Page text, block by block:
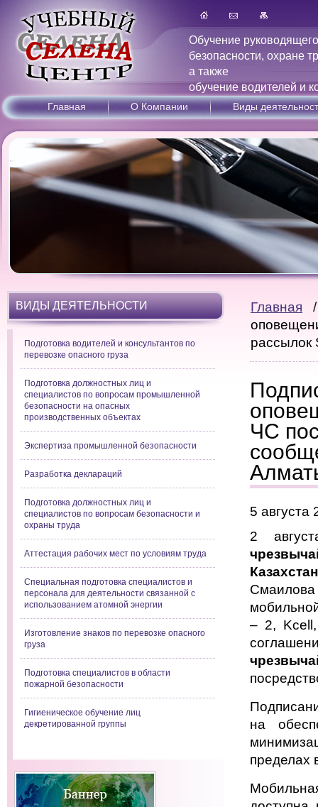
Обучение
безопасности, охране
а также
обучение водителей и
Главная О Компании Виды
ВИДЫ ДЕЯТЕЛЬНОСТИ
Подготовка водителей и консультантов по
перевозке опасного груза
Подготовка должностных лиц и
специалистов по вопросам промышленной
безопасности на опасных
производственных объектах
Экспертиза промышленной безопасности
Разработка деклараций
Подготовка должностных лиц и
специалистов по вопросам безопасности и
охраны труда
Аттестация рабочих мест по условиям труда
Специальная подготовка специалистов и
персонала для деятельности связанной с
использованием атомной энергии
Изготовление знаков по перевозке опасного
груза
Подготовка специалистов в области
пожарной безопасности
Гигиеническое обучение лиц
декретированной группы
Главная
/
ЧС
5 августа
2
Казахстан
– 2,
на
пределах